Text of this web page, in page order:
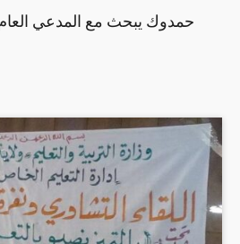
حمدوك يبحث مع المدعي العام